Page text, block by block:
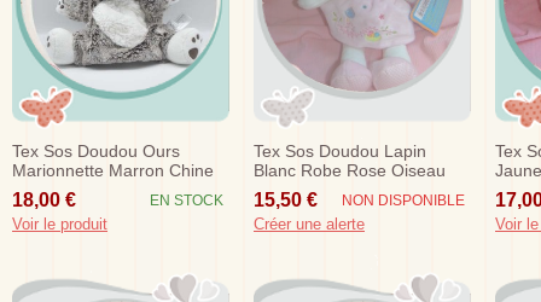
Tex Sos Doudou Ours
Marionnette Marron Chine
Blanc
18,00 € EN STOCK
Voir le produit
Tex Sos Doudou Lapin
Blanc Robe Rose Oiseau
Nid Vichy
15,50 € NON DISPONIBLE
Créer une alerte
Tex
Voir